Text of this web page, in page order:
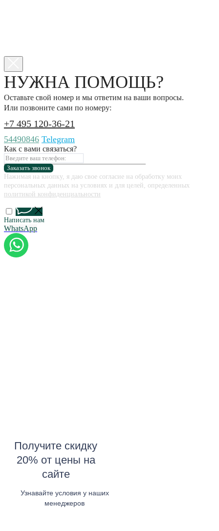
Получите скидку
20% от цены на
сайте
Узнавайте условия у наших
менеджеров
НУЖНА ПОМОЩЬ?
Оставьте свой номер и мы ответим на ваши вопросы.
Или позвоните сами по номеру:
+7 495 120-36-21
54490846 Telegram
Как с вами связаться?
Заказать звонок
Нажимая на кнопку, я даю свое согласие на обработку моих
персональных данных на условиях и для целей, определенных
политикой конфиденциальности
Написать нам
WhatsApp